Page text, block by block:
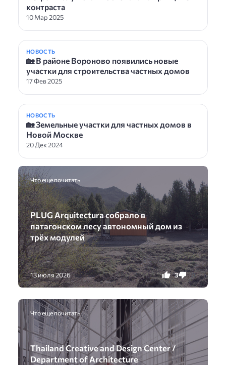
контраста
10 Мар 2025
НОВОСТЬ
🏡 В районе Вороново появились новые
участки для строительства частных домов
17 Фев 2025
НОВОСТЬ
🏡 Земельные участки для частных домов в
Новой Москве
20 Дек 2024
Что еще почитать
PLUG Arquitectura собрало в
патагонском лесу автономный дом из
трёх модулей
13 июля 2026 3 0
Что еще почитать
Thailand Creative and Design Center /
Department of Architecture